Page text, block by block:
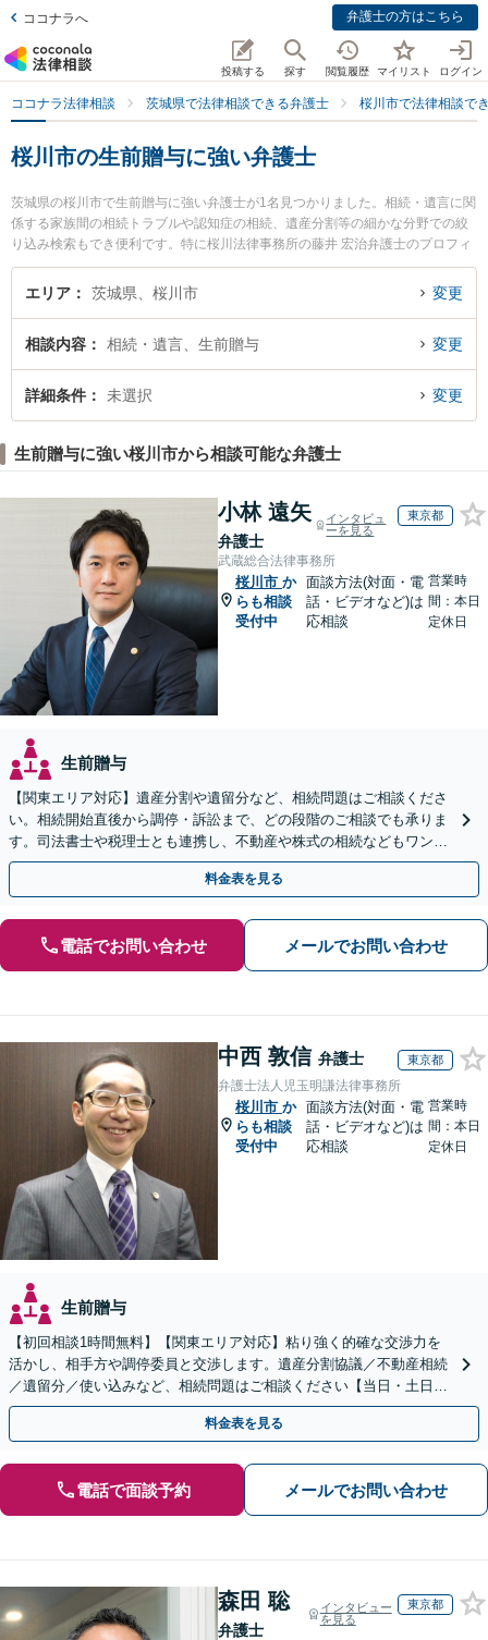
ココナラへ 弁護士の方はこちら
投稿する 探す 閲覧履歴 マイリスト ログイン
ココナラ法律相談 茨城県で法律相談できる弁護士 桜川市で法律相談で
桜川市の生前贈与に強い弁護士
茨城県の桜川市で生前贈与に強い弁護士が1名見つかりました。相続・遺言に関
係する家族間の相続トラブルや認知症の相続、遺産分割等の細かな分野での絞
り込み検索もでき便利です。特に桜川法律事務所の藤井 宏治弁護士のプロフィ
ール情報や弁護士費用、強みなどが注目されています。『桜川市で土日や夜間
に発生した生前贈与のトラブルを今すぐに弁護士に相談したい』『生前贈与の
談者さんにおすすめです。
エリア 茨城県、桜川市 変更
相談内容 相続・遺言、生前贈与 変更
詳細条件 未選択 変更
生前贈与に強い桜川市から相談可能な弁護士
小林 遠矢
弁護士
インタビュ
ーを見る
東京都
武蔵総合法律事務所
桜川市 か
らも相談
受付中
面談方法(対面・電
話・ビデオなど)は
応相談
営業時
間：本日
定休日
生前贈与
【関東エリア対応】遺産分割や遺留分など、相続問題はご相談くださ
い。相続開始直後から調停・訴訟まで、どの段階のご相談でも承りま
す。司法書士や税理士とも連携し、不動産や株式の相続などもワンス
トップで対応可能。遺言書作成や事業承継のご相談にも対応
料金表を見る
電話でお問い合わせ メールでお問い合わせ
中西 敦信 弁護士 東京都
弁護士法人児玉明謙法律事務所
桜川市 か
らも相談
受付中
面談方法(対面・電
話・ビデオなど)は
応相談
営業時
間：本日
定休日
生前贈与
【初回相談1時間無料】【関東エリア対応】粘り強く的確な交渉力を
活かし、相手方や調停委員と交渉します。遺産分割協議／不動産相続
／遺留分／使い込みなど、相続問題はご相談ください【当日・土日対
応可】トラブル前の段階でも相談可。メール24時間受付
料金表を見る
電話で面談予約 メールでお問い合わせ
森田 聡
弁護士
インタビュー
を見る
東京都